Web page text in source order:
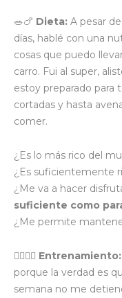
🥗🍗 Dieta: A pesar
días, hablé con una
cosas que puedo
carro. Fui al super,
estoy preparado para
cortadas y hasta
comer.
¿Es lo más rico del
¿Es suficientemente
¿Me va a hacer
suficiente como
¿Me permite
🏋️‍♂️🏃‍♂️ Entrenamiento:
porque la verdad es
semana no me